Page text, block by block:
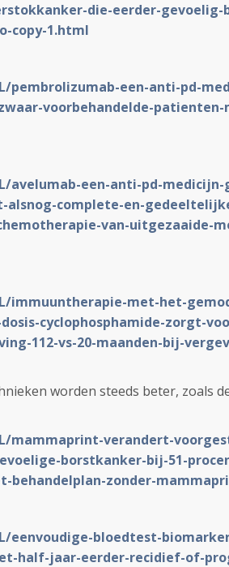
die-eerder-gevoelig-
copy-1.html
pembrolizumab-een-anti-pd-
voorbehandelde-patienten-
avelumab-een-anti-pd-
complete-en-
van-uitgezaaide-
immuuntherapie-met-het-
cyclophosphamide-zorgt-
112-vs-20-maanden-bij-
worden steeds beter, zoals
mammaprint-verandert-
borstkanker-bij-51-
behandelplan-zonder-
eenvoudige-bloedtest-
half-jaar-eerder-recidief-of-